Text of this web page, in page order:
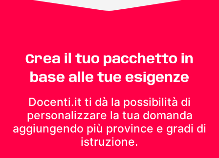
Crea il tuo pacchetto in
base alle tue esigenze
Docenti.it ti dà la possibilità di
personalizzare la tua domanda
aggiungendo più province e gradi di
istruzione.